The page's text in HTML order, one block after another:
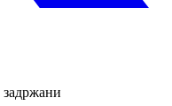
задржани